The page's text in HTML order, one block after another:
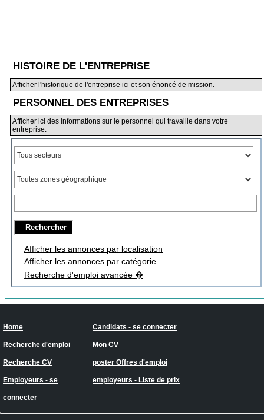
HISTOIRE DE L'ENTREPRISE
Afficher l'historique de l'entreprise ici et son énoncé de mission.
PERSONNEL DES ENTREPRISES
Afficher ici des informations sur le personnel qui travaille dans votre
entreprise.
Afficher les annonces par localisation
Afficher les annonces par catégorie
Recherche d'emploi avancée �
Home Candidats - se connecter
Recherche d'emploi Mon CV
Recherche CV poster Offres d'emploi
Employeurs - se
connecter
employeurs - Liste de prix